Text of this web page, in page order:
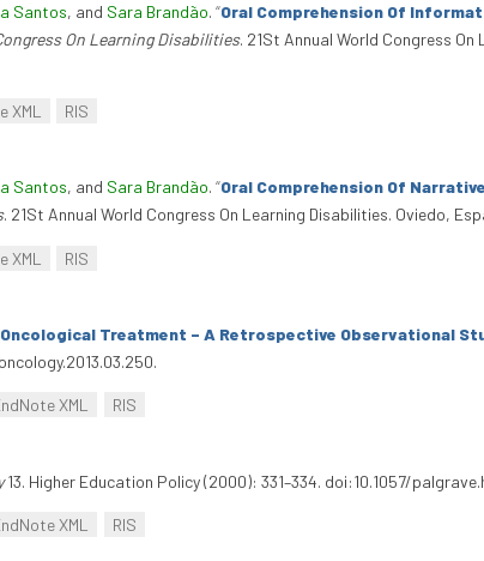
Santos, and Sara Brandão. “Oral Comprehension Of
On Learning Disabilities. 21St Annual World Congress
XML RIS
Santos, and Sara Brandão. “Oral Comprehension Of
. 21St Annual World Congress On Learning Disabilities. Oviedo,
XML RIS
Treatment – A Retrospective Observational
XML RIS
13. Higher Education Policy (2000): 331–334. doi:10.1057/
XML RIS